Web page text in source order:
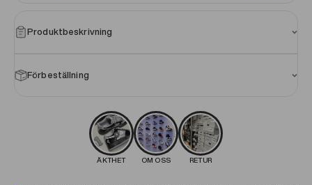
Produktbeskrivning
Förbeställning
ÄKTHET OM OSS RETUR